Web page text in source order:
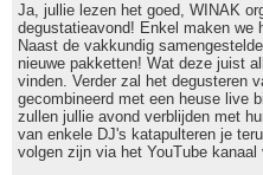
Ja, jullie lezen het goed, WINAK
degustatieavond! Enkel maken we
Naast de vakkundig
nieuwe pakketten! Wat deze juist
vinden. Verder zal het degusteren
gecombineerd met een heuse live
zullen jullie avond verblijden met
van enkele DJ's katapulteren je
volgen zijn via het YouTube kanaal